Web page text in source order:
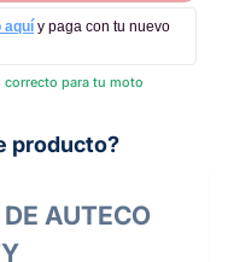
aquí y paga con tu nuevo
correcto para tu moto
producto?
AUTECO